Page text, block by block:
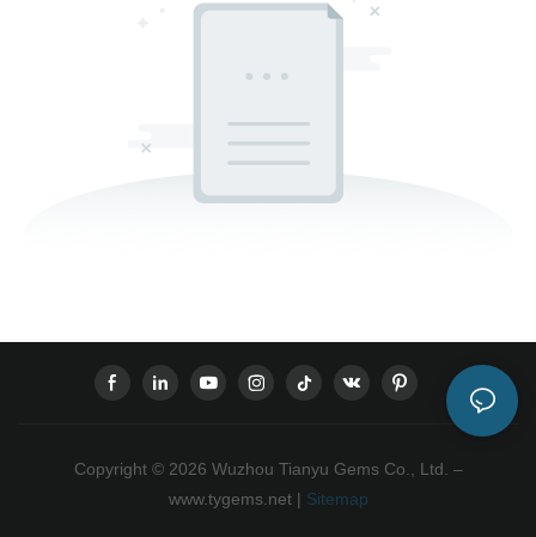
Copyright © 2026 Wuzhou Tianyu Gems Co., Ltd. –
www.tygems.net | Sitemap